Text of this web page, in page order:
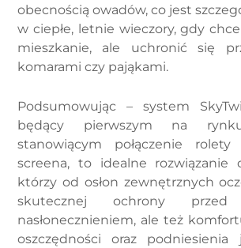
obecnością owadów, co jest
w ciepłe, letnie wieczory, gdy
mieszkanie, ale uchronić się
komarami czy pająkami.
Podsumowując – system
będący pierwszym na
stanowiącym połączenie
screena, to idealne rozwiązanie
którzy od osłon zewnętrznych
skutecznej ochrony przed
nasłonecznieniem, ale też
oszczędności oraz